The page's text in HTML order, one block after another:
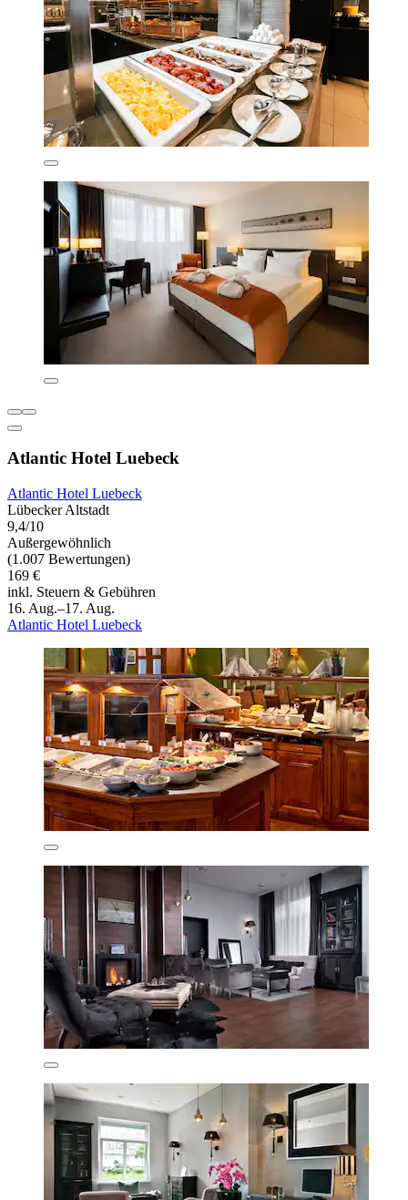
Atlantic Hotel Luebeck
Atlantic Hotel Luebeck
Lübecker Altstadt
9,4/10
Außergewöhnlich
(1.007 Bewertungen)
169 €
inkl. Steuern & Gebühren
16. Aug.–17. Aug.
Atlantic Hotel Luebeck